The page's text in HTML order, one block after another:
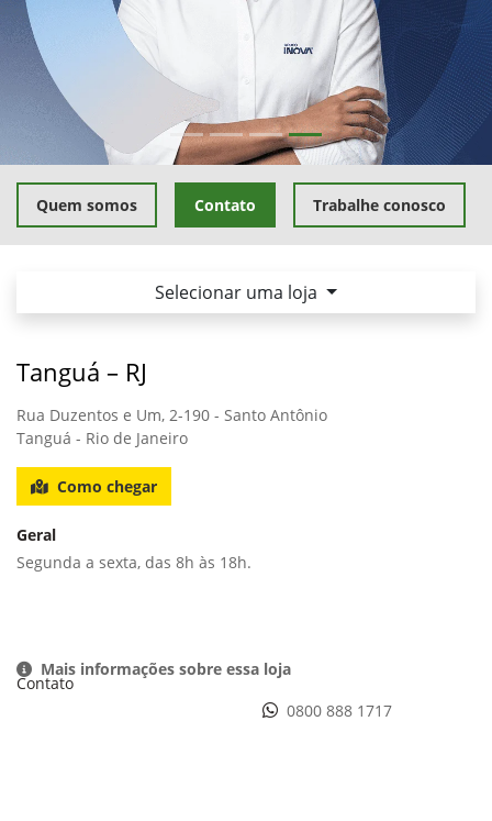
Quem somos Contato Trabalhe conosco
Selecionar uma loja
Tanguá – RJ
Rua Duzentos e Um, 2-190 - Santo Antônio
Tanguá - Rio de Janeiro
Como chegar
Contato
0800 888 1717
Geral
Segunda a sexta, das 8h às 18h.
Mais informações sobre essa loja